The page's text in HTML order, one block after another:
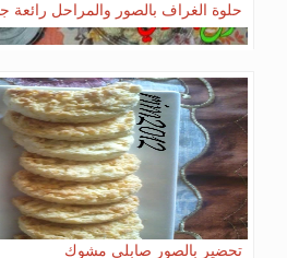
حلوة الغراف بالصور والمراحل رائعة
تحضير بالصور صابلي مشوك